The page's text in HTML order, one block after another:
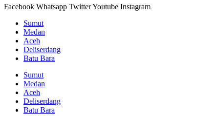
Facebook Whatsapp TwitterYoutube Instagram
Sumut
Medan
Aceh
Deliserdang
Batu Bara
Sumut
Medan
Aceh
Deliserdang
Batu Bara